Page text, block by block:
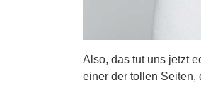
Also, das tut uns jetzt
einer der tollen Seiten,